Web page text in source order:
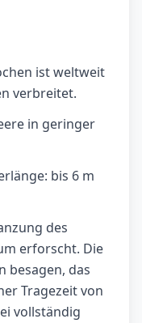
ist weltweit
verbreitet.
in geringer
bis 6 m
des
erforscht. Die
besagen, das
Tragezeit von
vollständig